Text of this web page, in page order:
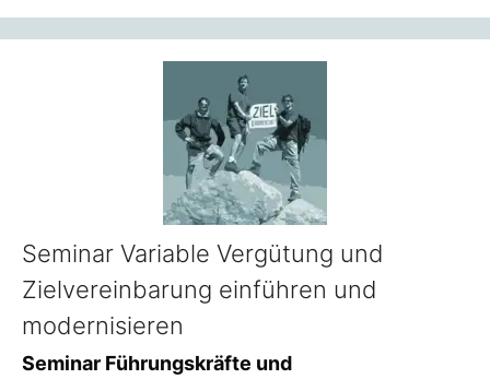
Seminar Variable Vergütung und
Zielvereinbarung einführen und
modernisieren
Seminar Führungskräfte und